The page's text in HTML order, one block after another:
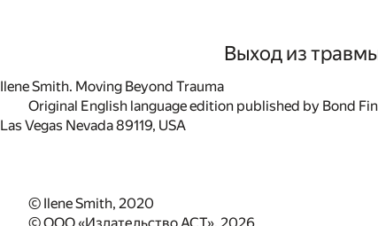
Выход из
Ilene Smith. Moving Beyond Trauma
Original English language edition published by Bond
Las Vegas Nevada 89119, USA
© Ilene Smith, 2020